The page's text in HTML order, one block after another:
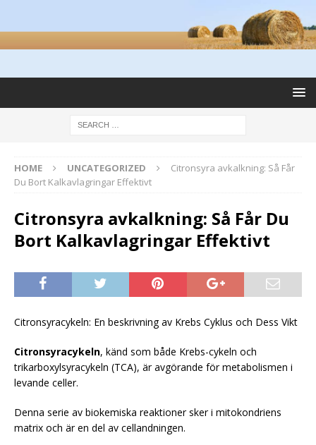
HOME UNCATEGORIZED
Citronsyra avkalkning: Så Får
Du Bort Kalkavlagringar Effektivt
Citronsyra avkalkning: Så Får Du
Bort Kalkavlagringar Effektivt
Citronsyracykeln: En beskrivning av Krebs Cyklus och Dess Vikt
Citronsyracykeln, känd som både Krebs-cykeln och
trikarboxylsyracykeln (TCA), är avgörande för metabolismen i
levande celler.
Denna serie av biokemiska reaktioner sker i mitokondriens
matrix och är en del av cellandningen.